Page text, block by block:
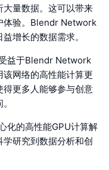
量数据。这可以带来
体验。Blendr Network
增长的数据需求。
益于Blendr Network
网络的高性能计算更
更多人能够参与创意
化的高性能GPU计算解
研究到数据分析和创